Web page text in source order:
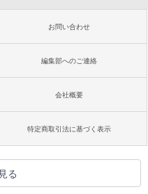
お問い合わせ
編集部へのご連絡
会社概要
特定商取引法に基づく表示
る